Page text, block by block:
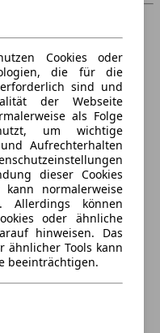
Cookies oder
die für die
sind und
der Webseite
als Folge
um wichtige
Aufrechterhalten
dieser Cookies
kann normalerweise
Allerdings können
oder ähnliche
hinweisen. Das
ähnlicher Tools kann
beeinträchtigen.